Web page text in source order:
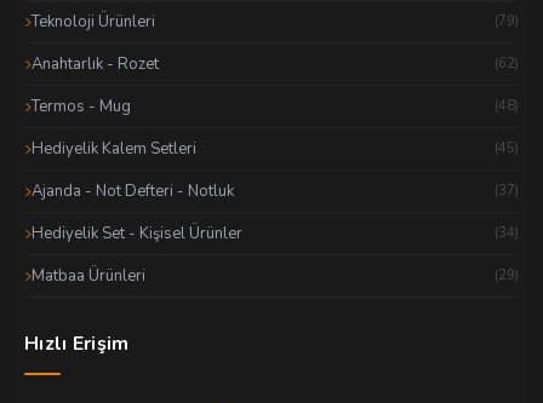
Teknoloji Ürünleri (79)
Anahtarlık - Rozet (62)
Termos - Mug (48)
Hediyelik Kalem Setleri (45)
Ajanda - Not Defteri - Notluk (37)
Hediyelik Set - Kişisel Ürünler (34)
Matbaa Ürünleri (29)
Hızlı Erişim